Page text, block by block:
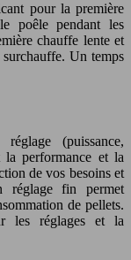
pour la première
poêle pendant les
chauffe lente et
Un temps
(puissance,
la performance et la
de vos besoins et
réglage fin permet
de pellets.
les réglages et la